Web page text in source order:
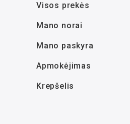
Visos prekės
Mano norai
Mano paskyra
Apmokėjimas
Krepšelis